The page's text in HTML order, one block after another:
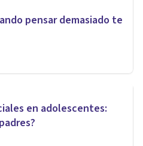
pensar demasiado te
en adolescentes: